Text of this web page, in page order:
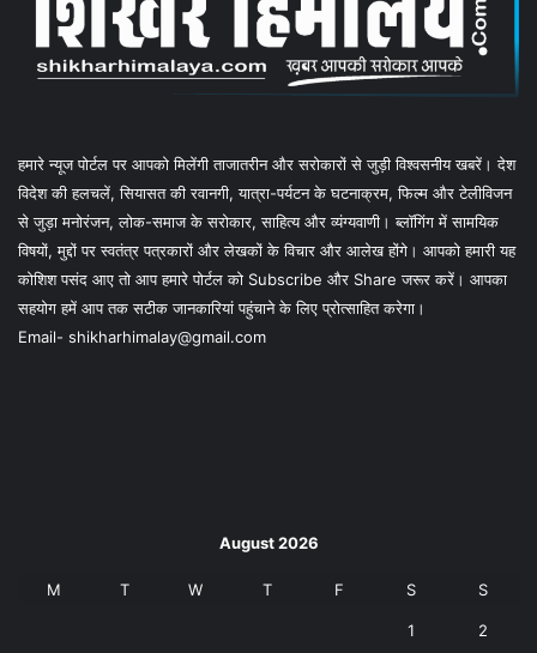
हमारे न्यूज पोर्टल पर आपको मिलेंगी ताजातरीन और सरोकारों से जुड़ी विश्वसनीय खबरें। देश
विदेश की हलचलें, सियासत की रवानगी, यात्रा-पर्यटन के घटनाक्रम, फिल्म और टेलीविजन
से जुड़ा मनोरंजन, लोक-समाज के सरोकार, साहित्य और व्यंग्यवाणी। ब्लॉगिंग में सामयिक
विषयों, मुद्दों पर स्वतंत्र पत्रकारों और लेखकों के विचार और आलेख होंगे। आपको हमारी यह
कोशिश पसंद आए तो आप हमारे पोर्टल को Subscribe और Share जरूर करें। आपका
सहयोग हमें आप तक सटीक जानकारियां पहुंचाने के लिए प्रोत्साहित करेगा।
Email- shikharhimalay@gmail.com
August 2026
M T W T F S S
1 2